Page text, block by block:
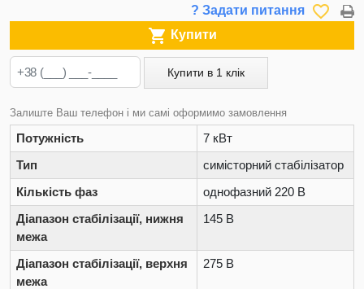
? Задати питання favorite_border
 Купити
Купити в 1 клік
Залиште Ваш телефон і ми самі оформимо замовлення
Потужність
7 кВт
Тип
симісторний стабілізатор
Кількість фаз
однофазний 220 В
Діапазон стабілізації, нижня
межа
145 В
Діапазон стабілізації, верхня
межа
275 В